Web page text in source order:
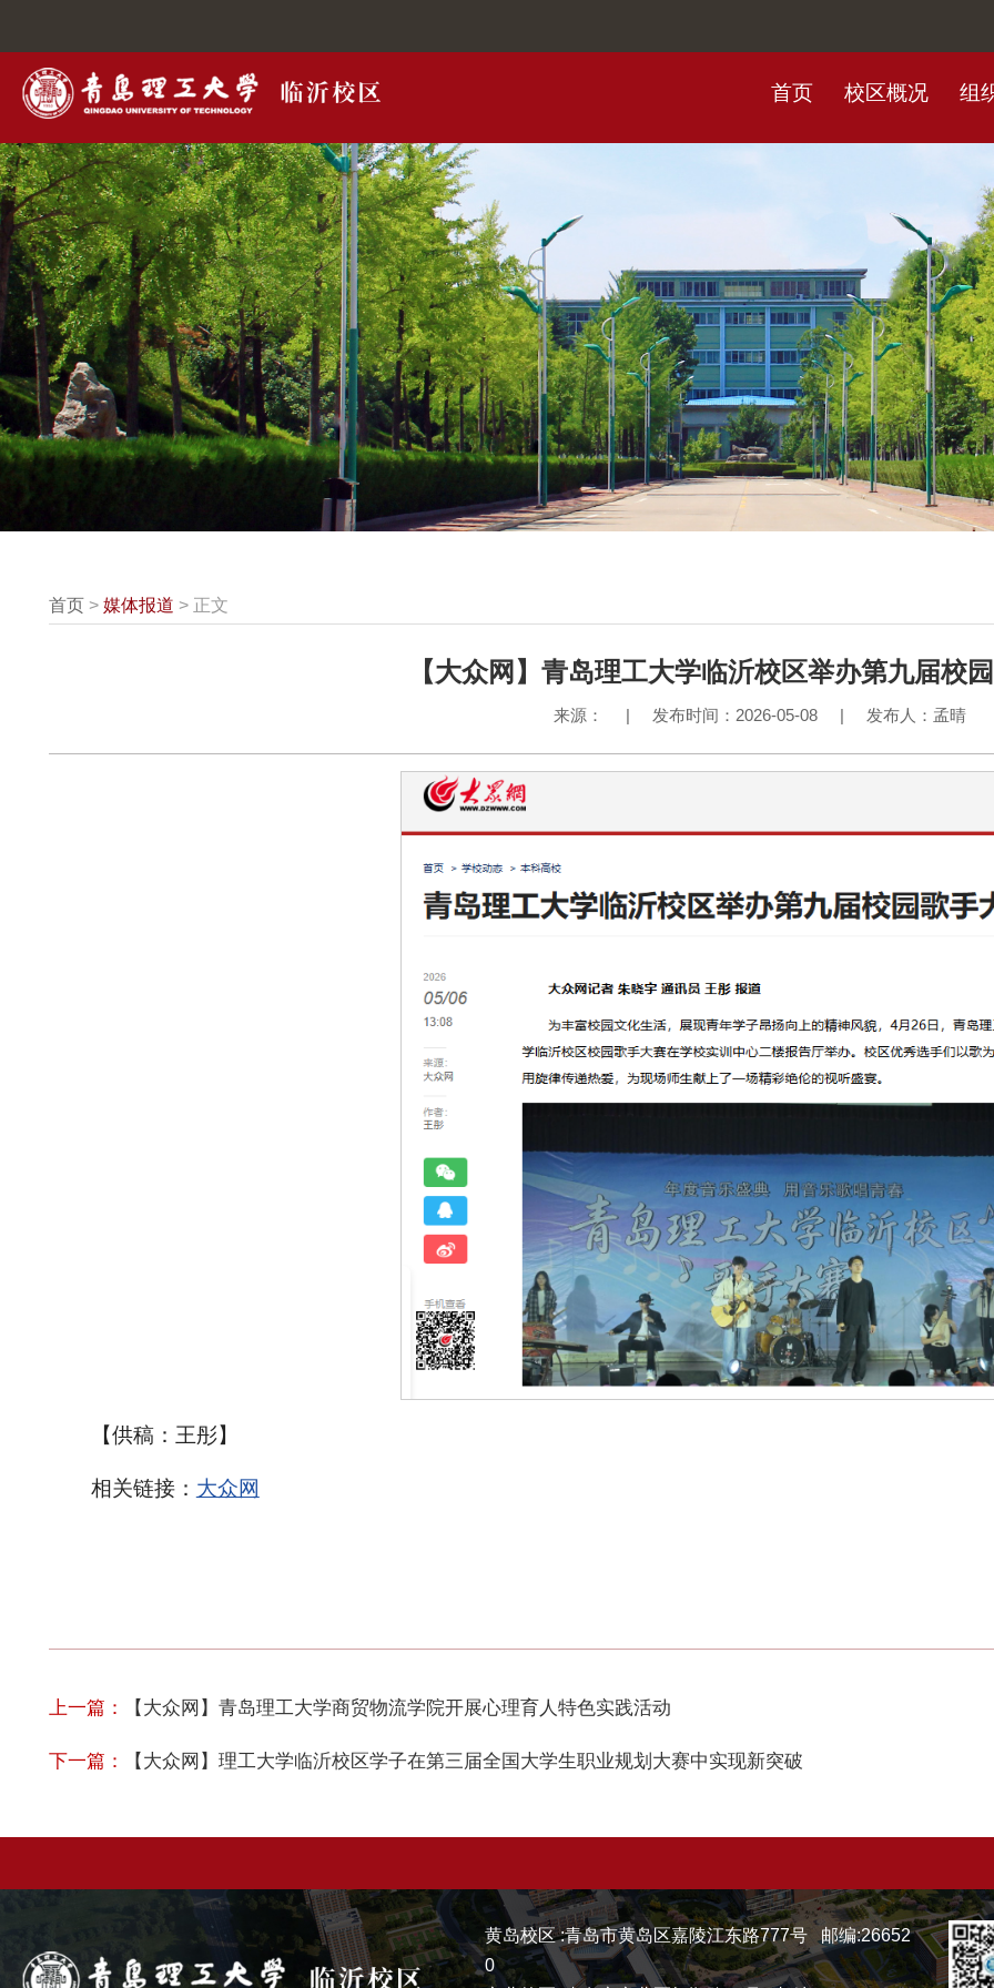
首页 校区概况 组
首页 >媒体报道 > 正文
【大众网】青岛理工大学临沂校区举办第九届校
来源： | 发布时间：2026-05-08 | 发布人：孟晴
【供稿：王彤】
相关链接： 大众网
上一篇： 【大众网】青岛理工大学商贸物流学院开展心理育人特色实践活动
下一篇： 【大众网】理工大学临沂校区学子在第三届全国大学生职业规划大赛中实现新突破
黄岛校区 :青岛市黄岛区嘉陵江东路777号 邮编:26652
0